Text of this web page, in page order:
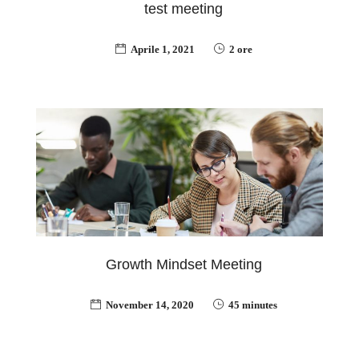
test meeting
Aprile 1, 2021 2 ore
Growth Mindset Meeting
November 14, 2020 45 minutes